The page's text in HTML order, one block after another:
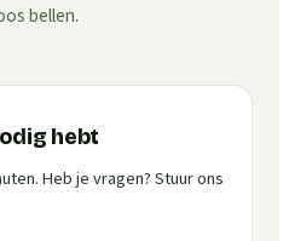
bellen.
hebt
Heb je vragen? Stuur ons